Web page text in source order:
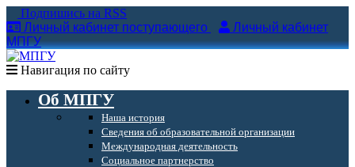
Подпишись на RSS
Личный кабинет поступающего
Личный кабинет
МПГУ
Навигация по сайту
Об МПГУ
Наша история
Сведения об образовательной организации
Международная деятельность
Социальное партнерство